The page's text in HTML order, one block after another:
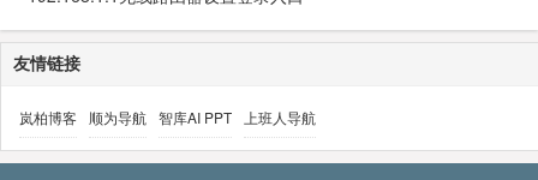
友情链接
岚柏博客 顺为导航 智库AI PPT 上班人导航